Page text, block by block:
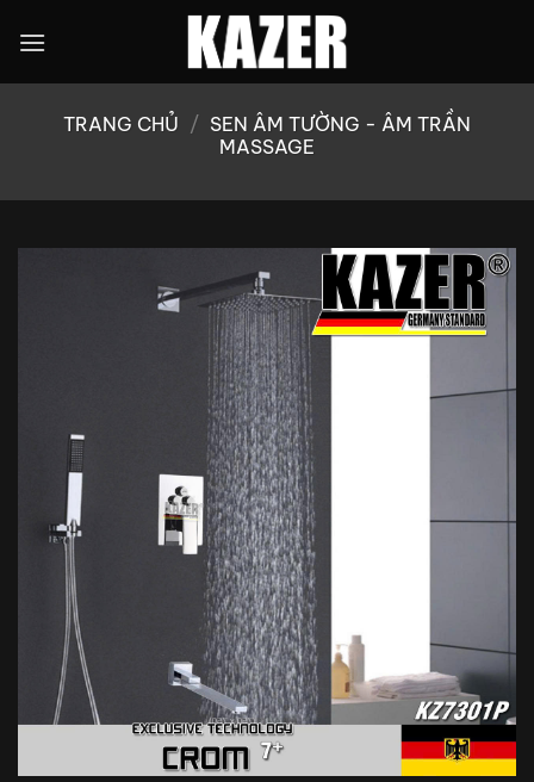
qua
TRANG CHỦ / SEN ÂM TƯỜNG - ÂM TRẦN
MASSAGE